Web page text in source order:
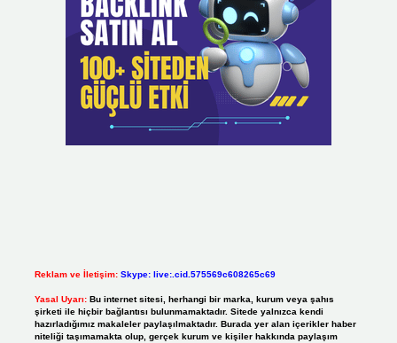
Reklam ve İletişim: Skype: live:.cid.575569c608265c69
Yasal Uyarı: Bu internet sitesi, herhangi bir marka, kurum veya şahıs
şirketi ile hiçbir bağlantısı bulunmamaktadır. Sitede yalnızca kendi
hazırladığımız makaleler paylaşılmaktadır. Burada yer alan içerikler haber
niteliği taşımamakta olup, gerçek kurum ve kişiler hakkında paylaşım